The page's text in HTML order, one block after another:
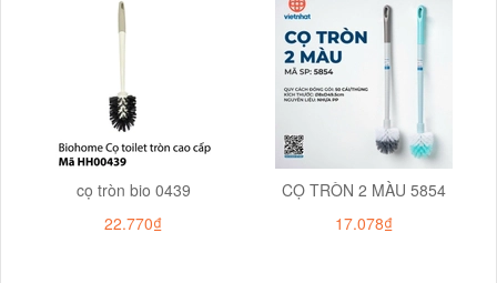
cọ tròn bio 0439
22.770₫
CỌ TRÒN 2 MÀU 5854
17.078₫